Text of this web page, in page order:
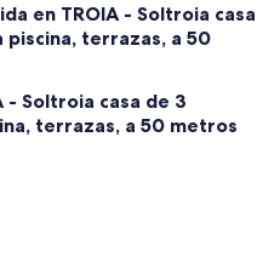
en TROIA - Soltroia casa
terrazas, a 50
- Soltroia casa de 3
terrazas, a 50 metros